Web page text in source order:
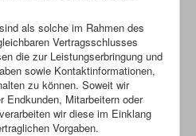
als solche im Rahmen des
Vertragsschlusses
die zur Leistungserbringung und
sowie Kontaktinformationen,
zu können. Soweit wir
Endkunden, Mitarbeitern oder
wir diese im Einklang
Vorgaben.